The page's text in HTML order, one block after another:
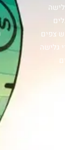
צפים
גלישה